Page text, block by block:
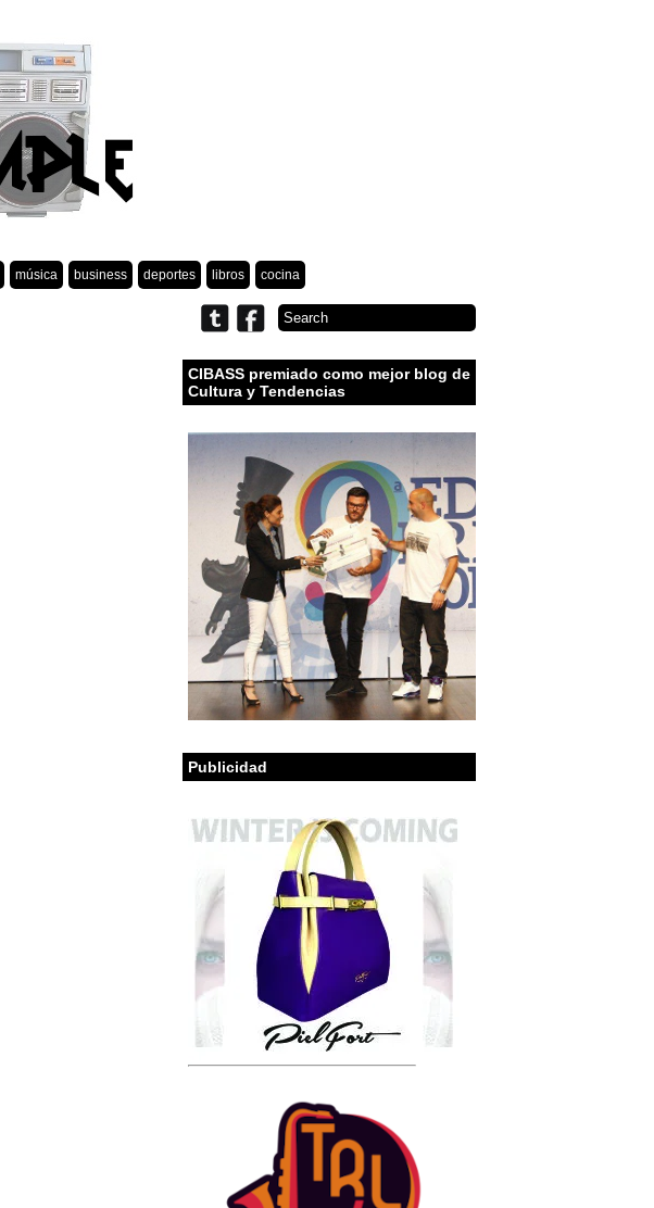
música business deportes libros cocina
CIBASS premiado como mejor blog de
Cultura y Tendencias
Publicidad